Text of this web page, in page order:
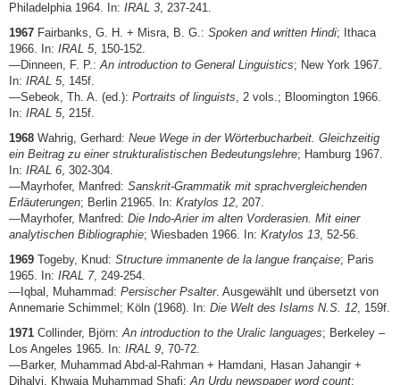
Philadelphia 1964. In: IRAL 3, 237-241.
1967 Fairbanks, G. H. + Misra, B. G.: Spoken and written Hindi; Ithaca
1966. In: IRAL 5, 150-152.
—Dinneen, F. P.:An introduction to General Linguistics; New York 1967.
In: IRAL 5, 145f.
—Sebeok, Th. A. (ed.): Portraits of linguists, 2 vols.; Bloomington 1966.
In: IRAL 5, 215f.
1968 Wahrig, Gerhard: Neue Wege in der Wörterbucharbeit. Gleichzeitig
ein Beitrag zu einer strukturalistischen Bedeutungslehre; Hamburg 1967.
In: IRAL 6, 302-304.
—Mayrhofer, Manfred: Sanskrit-Grammatik mit sprachvergleichenden
Erläuterungen; Berlin 21965. In: Kratylos 12, 207.
—Mayrhofer, Manfred: Die Indo-Arier im alten Vorderasien. Mit einer
analytischen Bibliographie; Wiesbaden 1966. In: Kratylos 13, 52-56.
1969 Togeby, Knud: Structure immanente de la langue française; Paris
1965. In: IRAL 7, 249-254.
—Iqbal, Muhammad: Persischer Psalter. Ausgewählt und übersetzt von
Annemarie Schimmel; Köln (1968). In: Die Welt des Islams N.S. 12, 159f.
1971 Collinder, Björn:An introduction to the Uralic languages; Berkeley –
Los Angeles 1965. In: IRAL 9, 70-72.
—Barker, Muhammad Abd-al-Rahman + Hamdani, Hasan Jahangir +
Dihalvi, Khwaja Muhammad Shafi:An Urdu newspaper word count;